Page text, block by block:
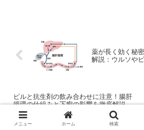
薬が長く効く秘
解説：ウルソや
ピルと抗生剤の飲み合わせに注意！腸肝
循環の仕組みと下痢の影響を徹底解説
メニュー ホーム 検索